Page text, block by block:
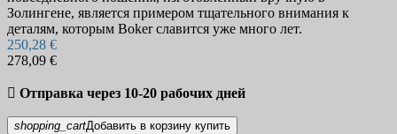
Золингене, является примером тщательного внимания к
деталям, которым Boker славится уже много лет.
250,28 €
278,09 €
 Отправка через 10-20 рабочих дней
shopping_cartДобавить в корзину купить